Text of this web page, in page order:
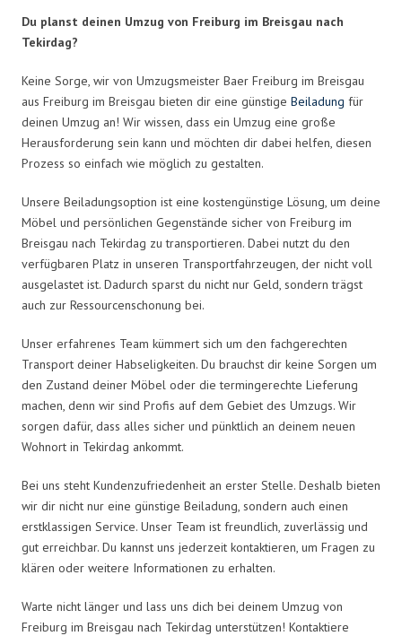
Du planst deinen Umzug von Freiburg im Breisgau nach
Tekirdag?
Keine Sorge, wir von Umzugsmeister Baer Freiburg im Breisgau
aus Freiburg im Breisgau bieten dir eine günstige Beiladung für
deinen Umzug an! Wir wissen, dass ein Umzug eine große
Herausforderung sein kann und möchten dir dabei helfen, diesen
Prozess so einfach wie möglich zu gestalten.
Unsere Beiladungsoption ist eine kostengünstige Lösung, um deine
Möbel und persönlichen Gegenstände sicher von Freiburg im
Breisgau nach Tekirdag zu transportieren. Dabei nutzt du den
verfügbaren Platz in unseren Transportfahrzeugen, der nicht voll
ausgelastet ist. Dadurch sparst du nicht nur Geld, sondern trägst
auch zur Ressourcenschonung bei.
Unser erfahrenes Team kümmert sich um den fachgerechten
Transport deiner Habseligkeiten. Du brauchst dir keine Sorgen um
den Zustand deiner Möbel oder die termingerechte Lieferung
machen, denn wir sind Profis auf dem Gebiet des Umzugs. Wir
sorgen dafür, dass alles sicher und pünktlich an deinem neuen
Wohnort in Tekirdag ankommt.
Bei uns steht Kundenzufriedenheit an erster Stelle. Deshalb bieten
wir dir nicht nur eine günstige Beiladung, sondern auch einen
erstklassigen Service. Unser Team ist freundlich, zuverlässig und
gut erreichbar. Du kannst uns jederzeit kontaktieren, um Fragen zu
klären oder weitere Informationen zu erhalten.
Warte nicht länger und lass uns dich bei deinem Umzug von
Freiburg im Breisgau nach Tekirdag unterstützen! Kontaktiere